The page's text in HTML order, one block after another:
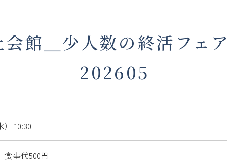
会館＿少人数の終活フェ
202605
） 10:30
事代500円